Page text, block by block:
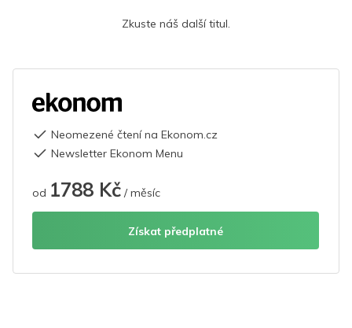
Zkuste náš další titul.
Neomezené čtení na Ekonom.cz
Newsletter Ekonom Menu
od 1788 Kč / měsíc
Získat předplatné